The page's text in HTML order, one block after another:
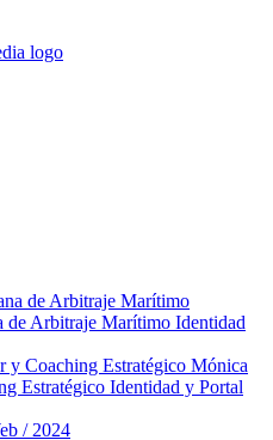
Arbitraje Marítimo Identidad
Mónica
Estratégico Identidad y Portal
/ 2024